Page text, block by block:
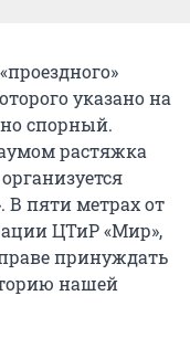
указано на
спорный.
растяжка
В пяти метрах от
ЦТиР «Мир»,
принуждать
нашей